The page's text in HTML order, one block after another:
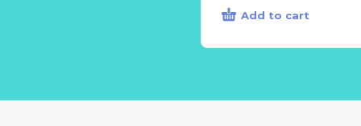
Add to cart